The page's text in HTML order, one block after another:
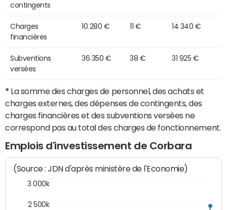
contingents
Charges
financières
10 280 € 11 € 14 340 €
Subventions
versées
36 350 € 38 € 31 925 €
* La somme des charges de personnel, des achats et
charges externes, des dépenses de contingents, des
charges financières et des subventions versées ne
correspond pas au total des charges de fonctionnement.
Emplois d'investissement de Corbara
(Source : JDN d'après ministère de l'Economie)
2 500k
3 000k